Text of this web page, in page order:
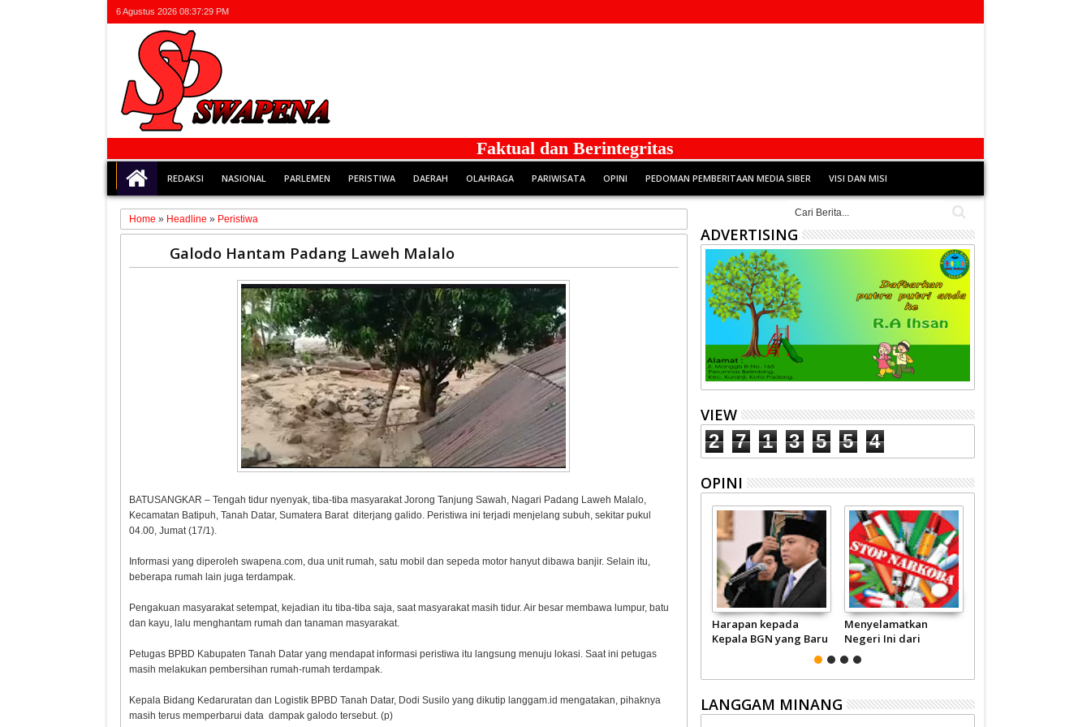
6 Agustus 2026 08:37:30 PM
Faktual dan Berintegritas
REDAKSI NASIONAL PARLEMEN PERISTIWA DAERAH OLAHRAGA PARIWISATA OPINI PEDOMAN PEMBERITAAN MEDIA SIBER VISI DAN MISI
Home » Headline » Peristiwa
Galodo Hantam Padang Laweh Malalo
BATUSANGKAR – Tengah tidur nyenyak, tiba-tiba masyarakat Jorong Tanjung Sawah, Nagari Padang Laweh Malalo,
Kecamatan Batipuh, Tanah Datar, Sumatera Barat diterjang galido. Peristiwa ini terjadi menjelang subuh, sekitar pukul
04.00, Jumat (17/1).
Informasi yang diperoleh swapena.com, dua unit rumah, satu mobil dan sepeda motor hanyut dibawa banjir. Selain itu,
beberapa rumah lain juga terdampak.
Pengakuan masyarakat setempat, kejadian itu tiba-tiba saja, saat masyarakat masih tidur. Air besar membawa lumpur, batu
dan kayu, lalu menghantam rumah dan tanaman masyarakat.
Petugas BPBD Kabupaten Tanah Datar yang mendapat informasi peristiwa itu langsung menuju lokasi. Saat ini petugas
masih melakukan pembersihan rumah-rumah terdampak.
Kepala Bidang Kedaruratan dan Logistik BPBD Tanah Datar, Dodi Susilo yang dikutip langgam.id mengatakan, pihaknya
masih terus memperbarui data dampak galodo tersebut. (p)
ADVERTISING
VIEW
2 7 1 3 5 5 4
OPINI
Harapan kepada
Kepala BGN yang Baru
Menyelamatkan
Negeri Ini dari
Narkoba
LANGGAM MINANG